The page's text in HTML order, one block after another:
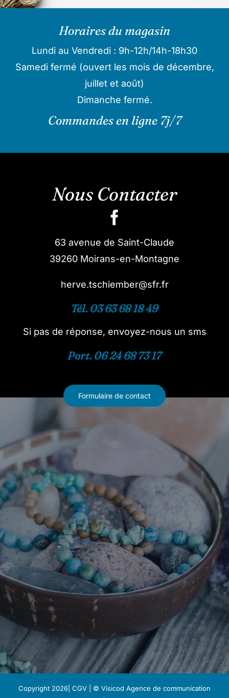
Horaires du magasin
Lundi au Vendredi : 9h-12h/14h-18h30
Samedi fermé (ouvert les mois de décembre,
juillet et août)
Dimanche fermé.
Commandes en ligne 7j/7
Nous Contacter
63 avenue de Saint-Claude
39260 Moirans-en-Montagne
herve.tschiember@sfr.fr
Tél. 03 63 68 18 49
Si pas de réponse, envoyez-nous un sms
Port. 06 24 68 73 17
Formulaire de contact
Copyright 2026| CGV | © Visicod Agence de communication